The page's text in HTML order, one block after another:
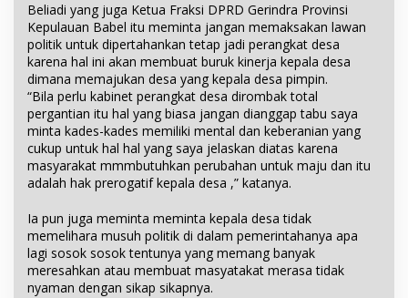
Beliadi yang juga Ketua Fraksi DPRD Gerindra Provinsi
Kepulauan Babel itu meminta jangan memaksakan lawan
politik untuk dipertahankan tetap jadi perangkat desa
karena hal ini akan membuat buruk kinerja kepala desa
dimana memajukan desa yang kepala desa pimpin.
“Bila perlu kabinet perangkat desa dirombak total
pergantian itu hal yang biasa jangan dianggap tabu saya
minta kades-kades memiliki mental dan keberanian yang
cukup untuk hal hal yang saya jelaskan diatas karena
masyarakat mmmbutuhkan perubahan untuk maju dan itu
adalah hak prerogatif kepala desa ,” katanya.
Ia pun juga meminta meminta kepala desa tidak
memelihara musuh politik di dalam pemerintahanya apa
lagi sosok sosok tentunya yang memang banyak
meresahkan atau membuat masyatakat merasa tidak
nyaman dengan sikap sikapnya.